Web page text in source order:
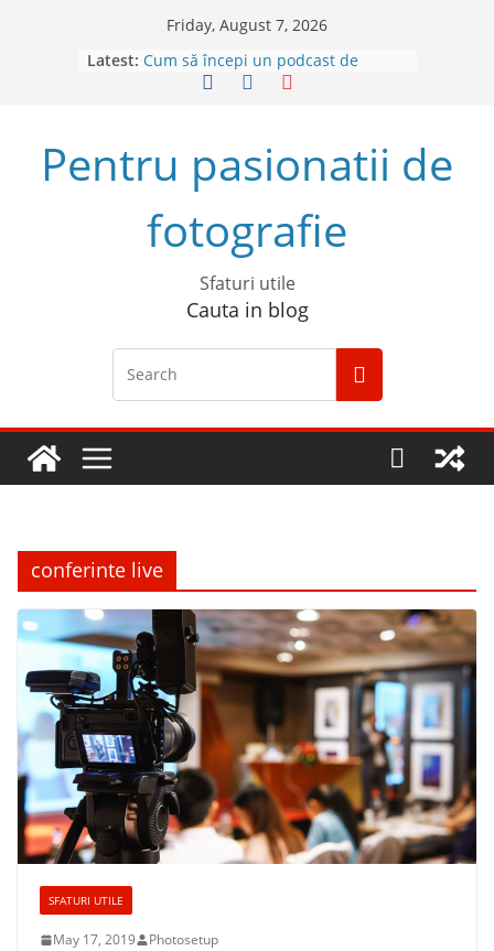
Friday, August 7, 2026
Latest: Cum să începi un podcast de
4 sfaturi pentru cele mai bune
fotografii spontane
5 Trucuri pentru fotografia creativă
Top 5 obiective foto mirrorless în
2023
Pentru pasionatii de
fotografie
Sfaturi utile
Cauta in blog
conferinte live
SFATURI UTILE
May 17, 2019 Photosetup